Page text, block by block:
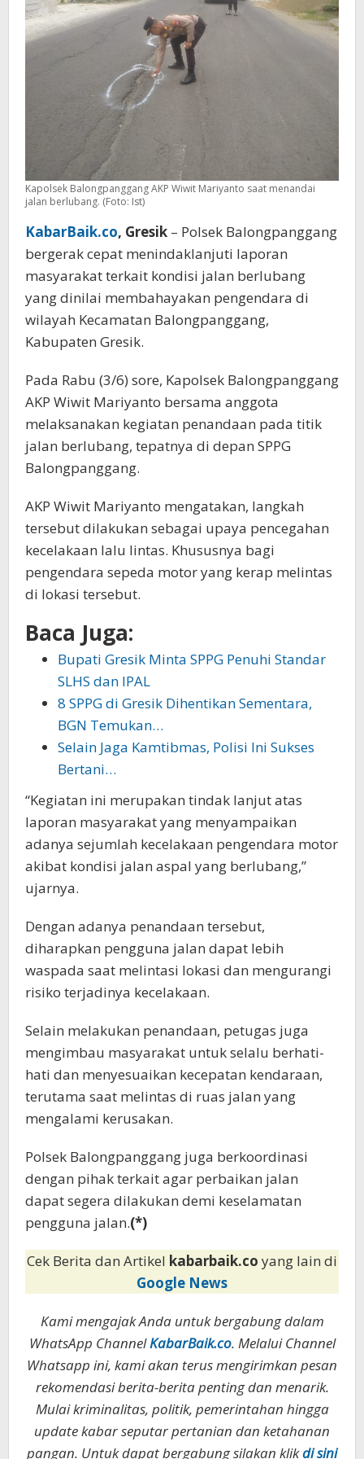
Kapolsek Balongpanggang AKP Wiwit Mariyanto saat menandai
jalan berlubang. (Foto: Ist)
KabarBaik.co, Gresik – Polsek Balongpanggang
bergerak cepat menindaklanjuti laporan
masyarakat terkait kondisi jalan berlubang
yang dinilai membahayakan pengendara di
wilayah Kecamatan Balongpanggang,
Kabupaten Gresik.
Pada Rabu (3/6) sore, Kapolsek Balongpanggang
AKP Wiwit Mariyanto bersama anggota
melaksanakan kegiatan penandaan pada titik
jalan berlubang, tepatnya di depan SPPG
Balongpanggang.
AKP Wiwit Mariyanto mengatakan, langkah
tersebut dilakukan sebagai upaya pencegahan
kecelakaan lalu lintas. Khususnya bagi
pengendara sepeda motor yang kerap melintas
di lokasi tersebut.
Baca Juga:
Bupati Gresik Minta SPPG Penuhi Standar
SLHS dan IPAL
8 SPPG di Gresik Dihentikan Sementara,
BGN Temukan…
Selain Jaga Kamtibmas, Polisi Ini Sukses
Bertani…
“Kegiatan ini merupakan tindak lanjut atas
laporan masyarakat yang menyampaikan
adanya sejumlah kecelakaan pengendara motor
akibat kondisi jalan aspal yang berlubang,”
ujarnya.
Dengan adanya penandaan tersebut,
diharapkan pengguna jalan dapat lebih
waspada saat melintasi lokasi dan mengurangi
risiko terjadinya kecelakaan.
Selain melakukan penandaan, petugas juga
mengimbau masyarakat untuk selalu berhati-
hati dan menyesuaikan kecepatan kendaraan,
terutama saat melintas di ruas jalan yang
mengalami kerusakan.
Polsek Balongpanggang juga berkoordinasi
dengan pihak terkait agar perbaikan jalan
dapat segera dilakukan demi keselamatan
pengguna jalan.(*)
Cek Berita dan Artikel kabarbaik.co yang lain di
Google News
Kami mengajak Anda untuk bergabung dalam
WhatsApp ChannelKabarBaik.co. Melalui Channel
Whatsapp ini, kami akan terus mengirimkan pesan
rekomendasi berita-berita penting dan menarik.
Mulai kriminalitas, politik, pemerintahan hingga
update kabar seputar pertanian dan ketahanan
pangan. Untuk dapat bergabung silakan klikdi sini